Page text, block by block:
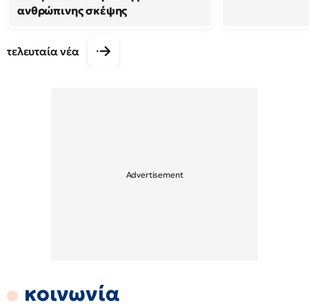
ανθρώπινης σκέψης
τελευταία νέα
κοινωνία